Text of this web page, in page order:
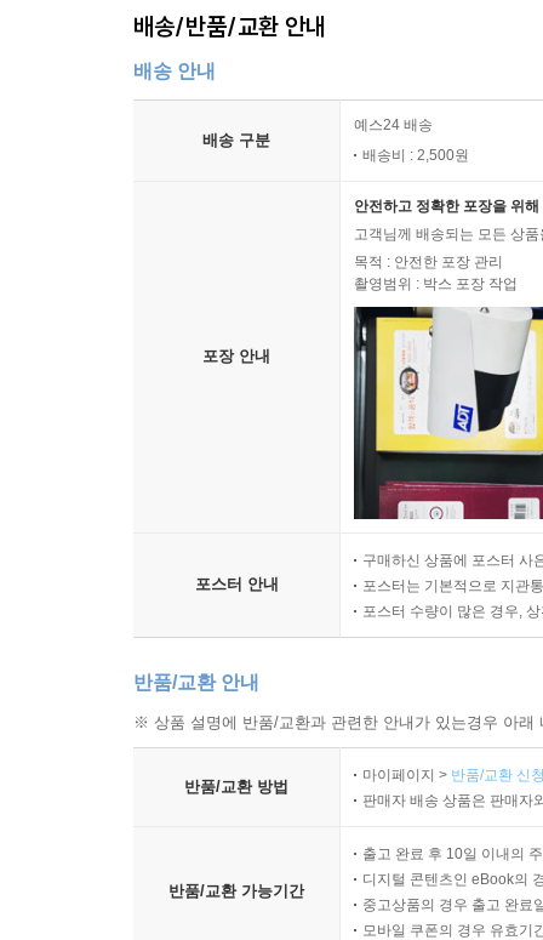
배송/반품/교환 안내
배송 안내
배송 구분
예스24 배송
배송비 : 2,500원
포장 안내
안전하고 정확한 포장을 위
고객님께 배송되는 모든 상
목적 : 안전한 포장 관리
촬영범위 : 박스 포장 작업
포스터 안내
구매하신 상품에 포스터 사
포스터는 기본적으로 지관
포스터 수량이 많은 경우,
반품/교환 안내
※ 상품 설명에 반품/교환과 관련한 안내가 있는경우 아
반품/교환 방법
마이페이지 > 반품/교환 신
판매자 배송 상품은 판매자
반품/교환 가능기간
출고 완료 후 10일 이내의
디지털 콘텐츠인 eBook의
중고상품의 경우 출고 완료
모바일 쿠폰의 경우 유효기